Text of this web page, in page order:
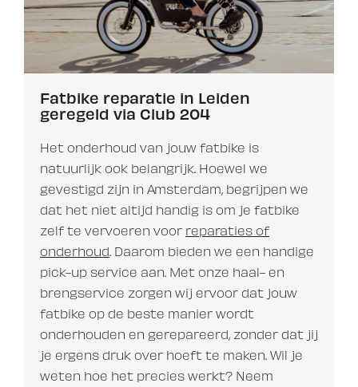
Fatbike reparatie in Leiden
geregeld via Club 204
Het onderhoud van jouw fatbike is
natuurlijk ook belangrijk. Hoewel we
gevestigd zijn in Amsterdam, begrijpen we
dat het niet altijd handig is om je fatbike
zelf te vervoeren voor reparaties of
onderhoud . Daarom bieden we een handige
pick-up service aan. Met onze haal- en
brengservice zorgen wij ervoor dat jouw
fatbike op de beste manier wordt
onderhouden en gerepareerd, zonder dat jij
je ergens druk over hoeft te maken. Wil je
weten hoe het precies werkt? Neem